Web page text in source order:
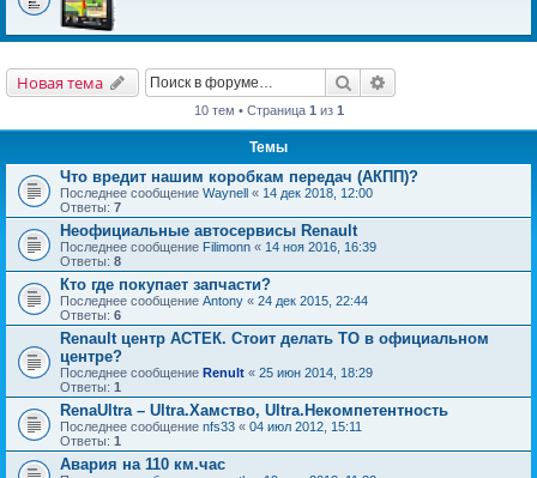
Новая тема Поиск
10 тем • Страница 1 из 1
Темы
Что вредит нашим коробкам передач (АКПП)?
Последнее сообщение Waynell « 14 дек 2018, 12:00
Ответы: 7
Неофициальные автосервисы Renault
Последнее сообщение Filimonn « 14 ноя 2016, 16:39
Ответы: 8
Кто где покупает запчасти?
Последнее сообщение Antony « 24 дек 2015, 22:44
Ответы: 6
Renault центр АСТЕК. Стоит делать ТО в официальном
центре?
Последнее сообщение Renult « 25 июн 2014, 18:29
Ответы: 1
RenaUltra – Ultra.Хамство, Ultra.Некомпетентность
Последнее сообщение nfs33 « 04 июл 2012, 15:11
Ответы: 1
Авария на 110 км.час